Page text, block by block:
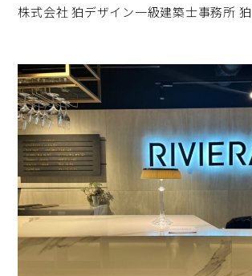
株式会社 狛デザイン一級建築士事務所